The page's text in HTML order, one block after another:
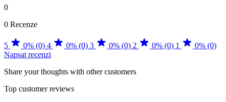
0
0 Recenze
5 0% (0) 4 0% (0) 3 0% (0) 2 0% (0) 1
0% (0)
Napsat recenzi
Share your thoughts with other customers
Top customer reviews